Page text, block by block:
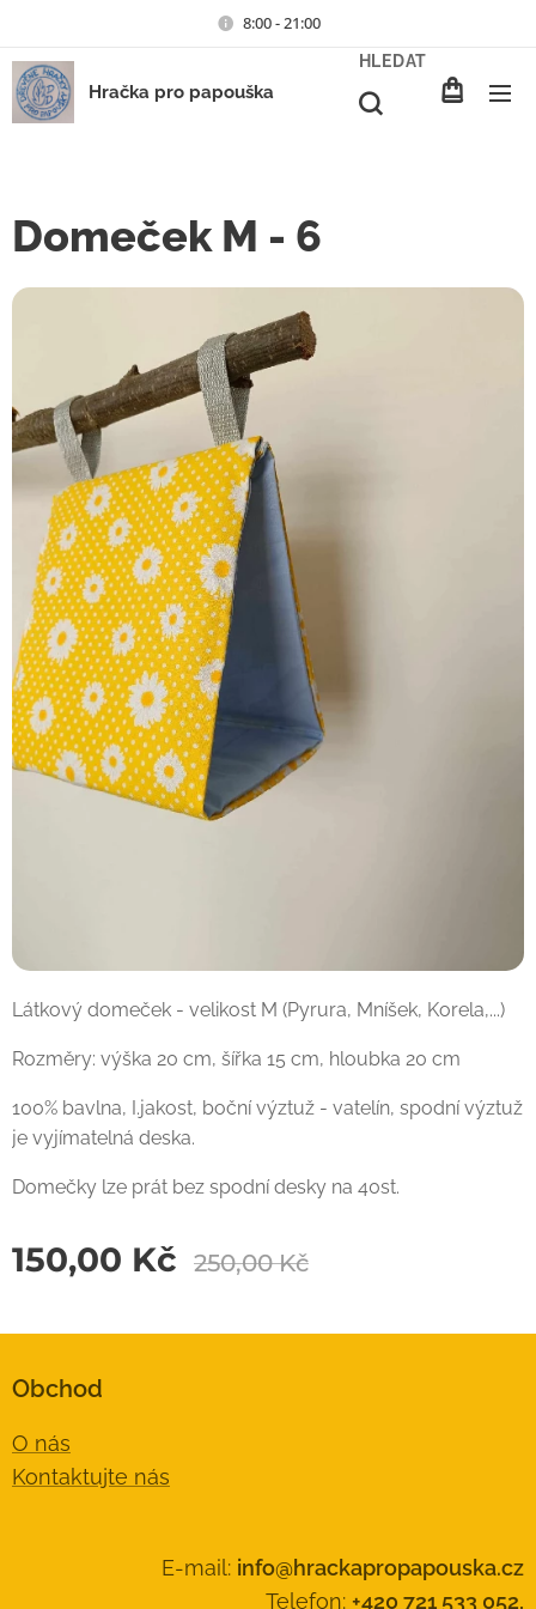
8:00 - 21:00
Hračka pro papouška
HLEDAT
Domeček M - 6
Látkový domeček - velikost M (Pyrura, Mníšek, Korela,...)
Rozměry: výška 20 cm, šířka 15 cm, hloubka 20 cm
100% bavlna, I.jakost, boční výztuž - vatelín, spodní výztuž
je vyjímatelná deska.
Domečky lze prát bez spodní desky na 40st.
150,00 Kč 250,00Kč
Obchod
O nás
Kontaktujte nás
E-mail: info@hrackapropapouska.cz
Telefon: +420 721 533 052,